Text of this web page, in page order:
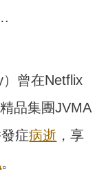
）曾在Netflix
品集團JVMA
症病逝 ，享
。